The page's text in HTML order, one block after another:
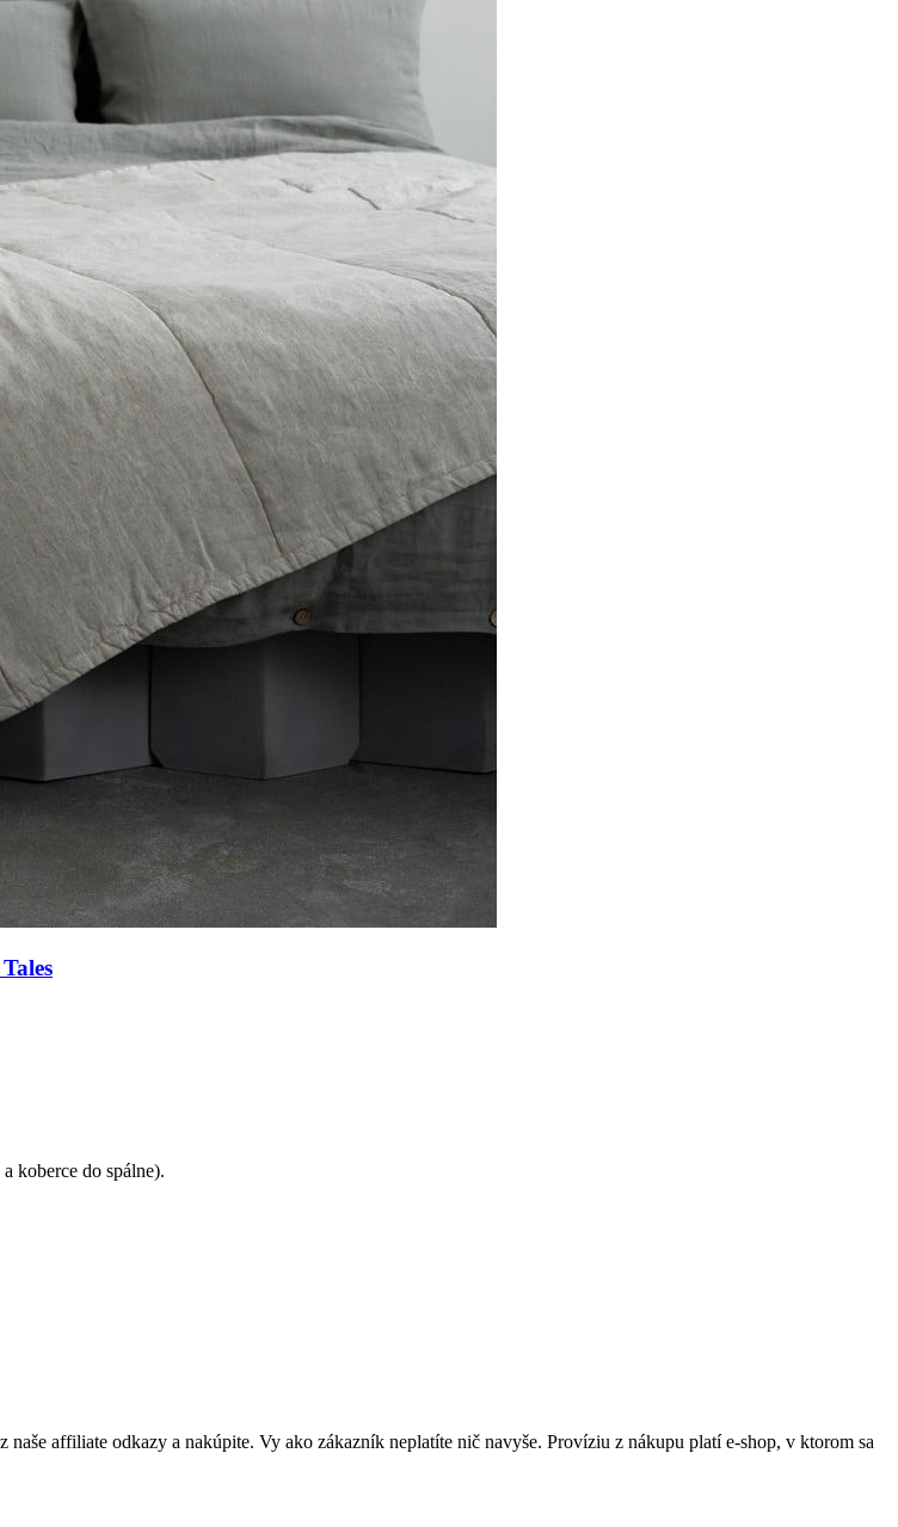
koberce do spálne).
affiliate odkazy a nakúpite. Vy ako zákazník neplatíte nič navyše. Províziu z nákupu platí e-shop, v ktorom sa